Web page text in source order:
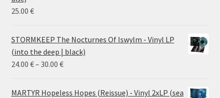
25.00 €
STORMKEEP The Nocturnes Of Iswylm - Vinyl LP
(into the deep | black)
24.00 €– 30.00 €Price
24.00 €
MARTYR Hopeless Hopes (Reissue) - Vinyl 2xLP (sea